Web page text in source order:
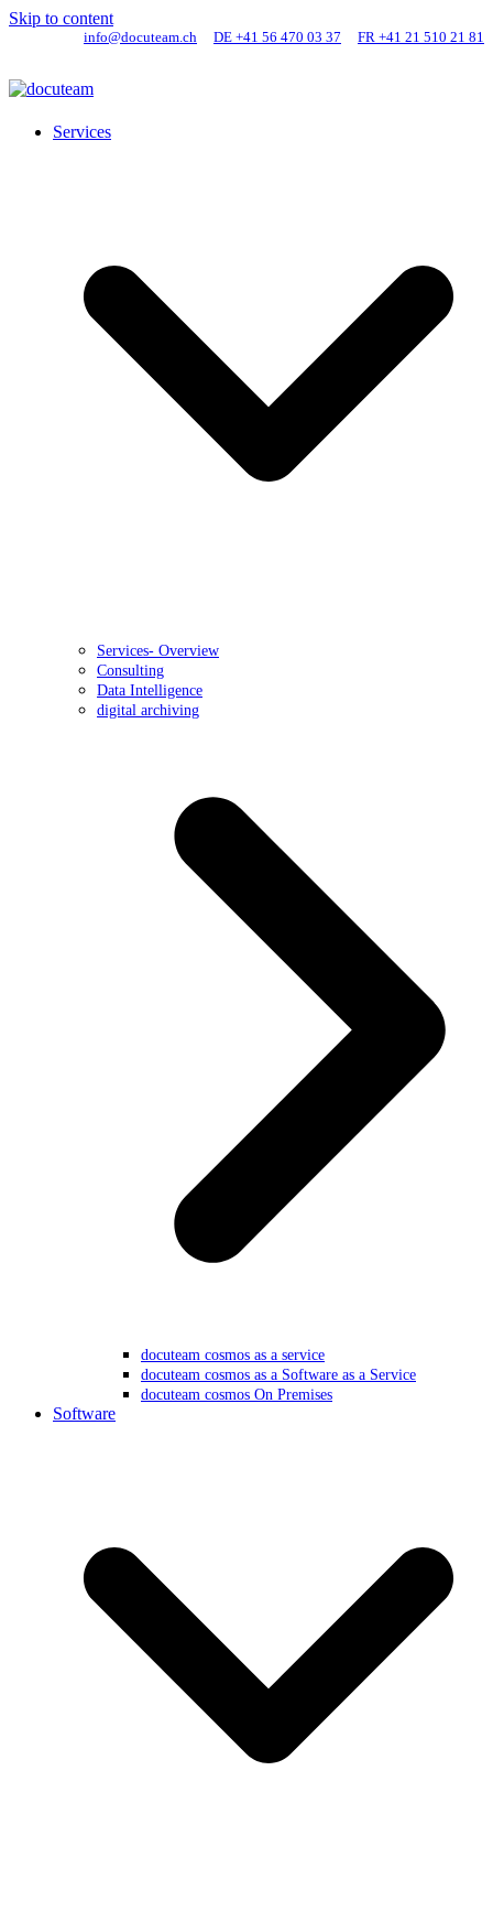
Skip to content
info@docuteam.ch DE +41 56 470 03 37 FR +41 21 510 21 81
Services
Services- Overview
Consulting
Data Intelligence
digital archiving
docuteam cosmos as a service
docuteam cosmos as a Software as a Service
docuteam cosmos On Premises
Software